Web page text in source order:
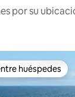
por su
en Favorito
huéspedes